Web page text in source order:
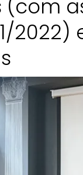
2022)